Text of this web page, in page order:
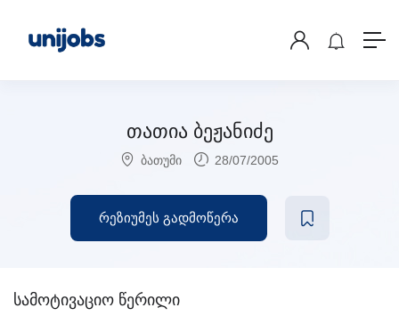
თათია ბეჟანიძე
ბათუმი 28/07/2005
რეზიუმეს გადმოწერა
სამოტივაციო წერილი